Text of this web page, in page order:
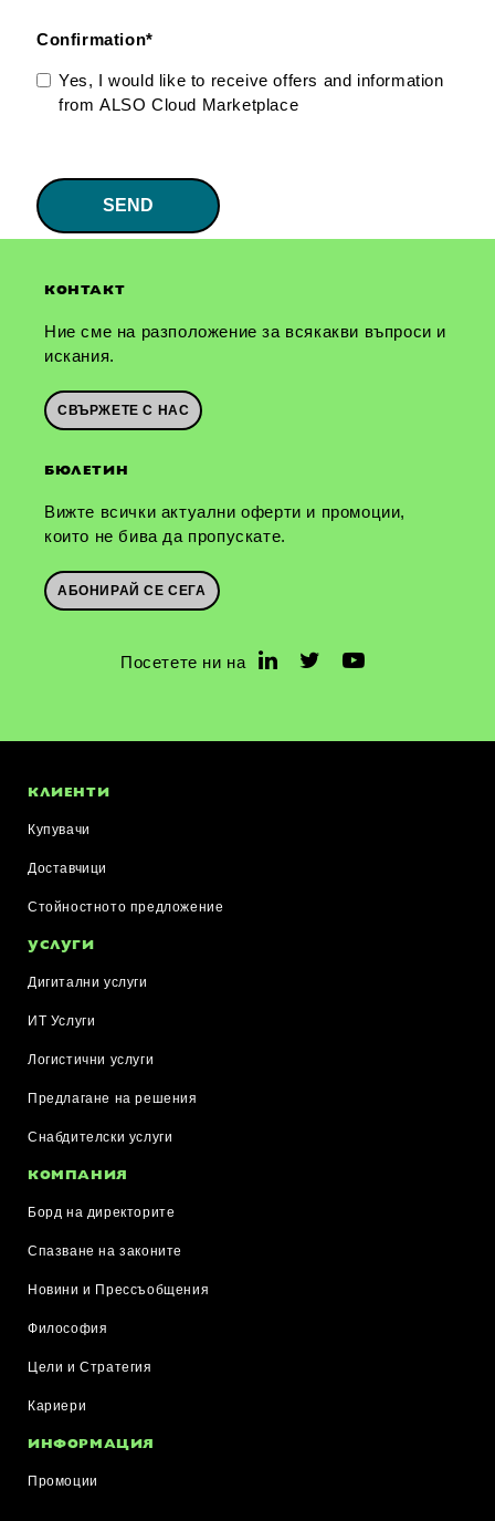
Confirmation*
Yes, I would like to receive offers and information
from ALSO Cloud Marketplace
КОНТАКТ
Ние сме на разположение за всякакви въпроси и
искания.
СВЪРЖЕТЕ С НАС
БЮЛЕТИН
Вижте всички актуални оферти и промоции,
които не бива да пропускате.
АБОНИРАЙ СЕ СЕГА
Посетете ни на
КЛИЕНТИ
Купувачи
Доставчици
Стойностното предложение
УСЛУГИ
Дигитални услуги
ИТ Услуги
Логистични услуги
Предлагане на решения
Снабдителски услуги
КОМПАНИЯ
Борд на директорите
Спазване на законите
Новини и Прессъобщения
Философия
Цели и Стратегия
Кариери
ИНФОРМАЦИЯ
Промоции